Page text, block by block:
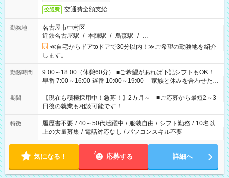
交通費 交通費全額支給
勤務地
名古屋市中村区
近鉄名古屋駅 / 本陣駅 / 烏森駅 / …
≪自宅からドアtoドアで30分以内！≫ご希望の勤務地を紹介
します。
勤務時間
9:00～18:00（休憩60分） ■ご希望があれば下記シフトもOK！
早番 7:00～16:00 遅番 10:00～19:00 「家族と休みを合わせた
い」 「余裕を持って夕飯の準備がしたい」 「できれば残業はし
たくない」 など、ご希望を教えてくださいね。 ※Wワーク希望
の方へ 今ご覧のお仕事で希望する勤務時間と、もう1つのお仕事
の勤務時間。 合計で週40時間を超える場合は応募できません。
期間
【現在も積極採用中！急募！】2カ月～ ■ご応募から最短2～3
日後の就業も相談可能です！
特徴 履歴書不要 / 40～50代活躍中 / 服装自由 / シフト勤務 / 10名以
上の大量募集 / 電話対応なし / パソコンスキル不要
気になる！ 応募する 詳細へ